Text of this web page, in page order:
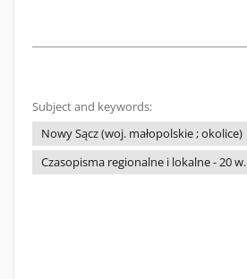
Subject and keywords:
Nowy Sącz (woj. małopolskie ; okolice)
Czasopisma regionalne i lokalne - 20 w.